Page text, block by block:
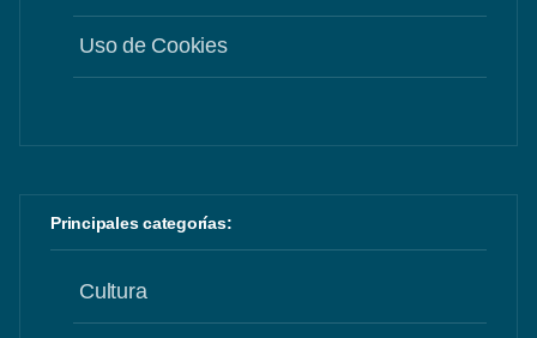
Uso de Cookies
Principales categorías:
Cultura